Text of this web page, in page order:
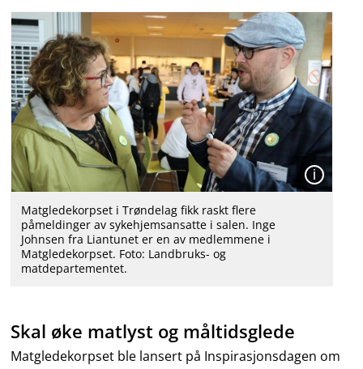
Matgledekorpset i Trøndelag fikk raskt flere
påmeldinger av sykehjemsansatte i salen. Inge
Johnsen fra Liantunet er en av medlemmene i
Matgledekorpset. Foto: Landbruks- og
matdepartementet.
Skal øke matlyst og måltidsglede
Matgledekorpset ble lansert på Inspirasjonsdagen om